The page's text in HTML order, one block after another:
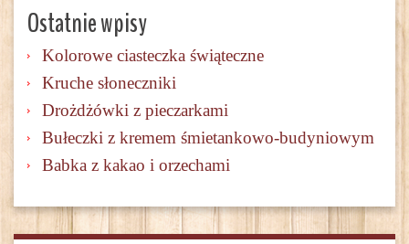
Ostatnie wpisy
Kolorowe ciasteczka świąteczne
Kruche słoneczniki
Drożdżówki z pieczarkami
Bułeczki z kremem śmietankowo-budyniowym
Babka z kakao i orzechami